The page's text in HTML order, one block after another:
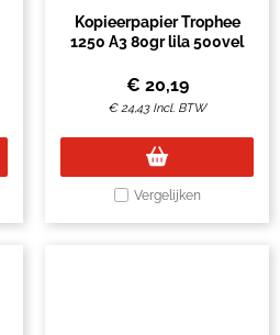
Kopieerpapier Trophee
1250 A3 80gr lila 500vel
€ 20,19
€24,43 Incl. BTW
Vergelijken